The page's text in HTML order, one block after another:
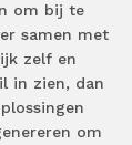
om bij te
samen met
zelf en
in zien, dan
om